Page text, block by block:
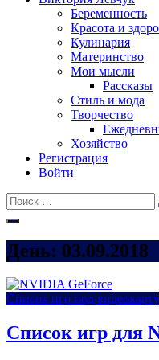
Беременность
Красота и
Кулинария
Материнство
Мои мысли
Рассказы
Стиль и мода
Творчество
Хозяйство
Регистрация
Войти
Поиск:
День: 03.09.2018
Список игр под видеокарту
Список игр для